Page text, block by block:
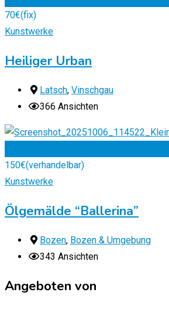
70€(fix)
Kunstwerke
Heiliger Urban
Latsch, Vinschgau
366 Ansichten
150€(verhandelbar)
Kunstwerke
Ölgemälde “Ballerina”
Bozen, Bozen & Umgebung
343 Ansichten
Angeboten von